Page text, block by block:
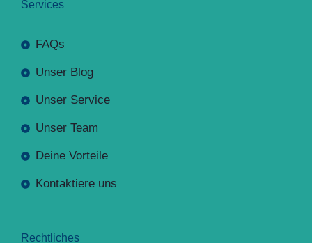
Services
FAQs
Unser Blog
Unser Service
Unser Team
Deine Vorteile
Kontaktiere uns
Rechtliches